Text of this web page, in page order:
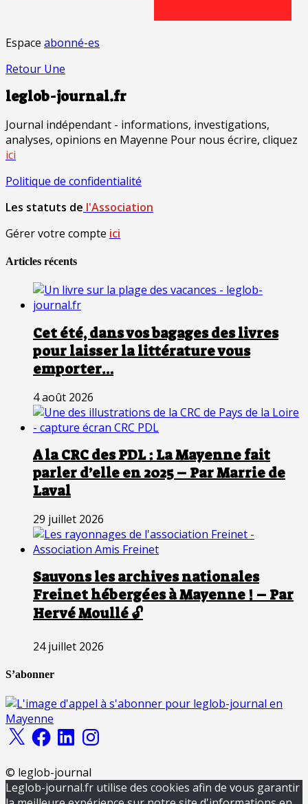
Espace abonné-es
Retour Une
leglob-journal.fr
Journal indépendant - informations, investigations,
analyses, opinions en Mayenne Pour nous écrire, cliquez
ici
Politique de confidentialité
Les statuts de l'Association
Gérer votre compte ici
Articles récents
Cet été, dans vos bagages des livres
pour laisser la littérature vous
emporter…
4 août 2026
A la CRC des PDL : La Mayenne fait
parler d’elle en 2025 – Par Marrie de
Laval
29 juillet 2026
Sauvons les archives nationales
Freinet hébergées à Mayenne ! – Par
Hervé Moullé 🔓
24 juillet 2026
S’abonner
X FacebookLinkedInInstagram
© leglob-journal
Leglob-journal.fr utilise des cookies afin de vous garantir